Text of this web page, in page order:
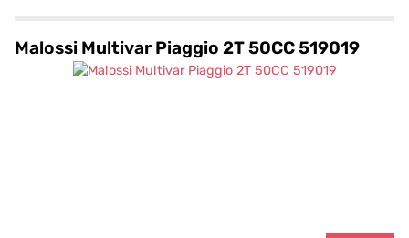
Malossi Multivar Piaggio 2T 50CC 519019